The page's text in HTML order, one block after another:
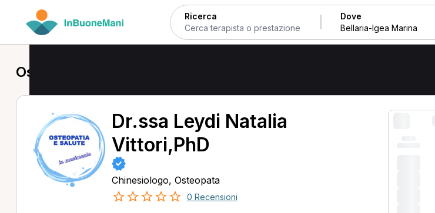
Ricerca Dove
Osteopata a Bellaria-Igea Marina
Dr.ssa Leydi Natalia
Vittori,PhD
Chinesiologo, Osteopata
0 Recensioni